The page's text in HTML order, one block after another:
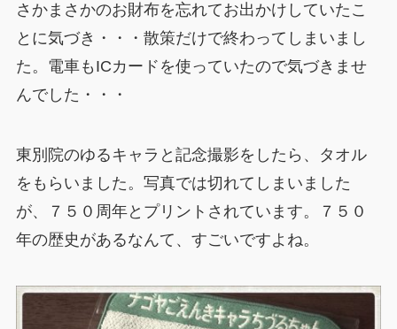
さかまさかのお財布を忘れてお出かけしていたこ
とに気づき・・・散策だけで終わってしまいまし
た。電車もICカードを使っていたので気づきませ
んでした・・・
東別院のゆるキャラと記念撮影をしたら、タオル
をもらいました。写真では切れてしまいました
が、７５０周年とプリントされています。７５０
年の歴史があるなんて、すごいですよね。